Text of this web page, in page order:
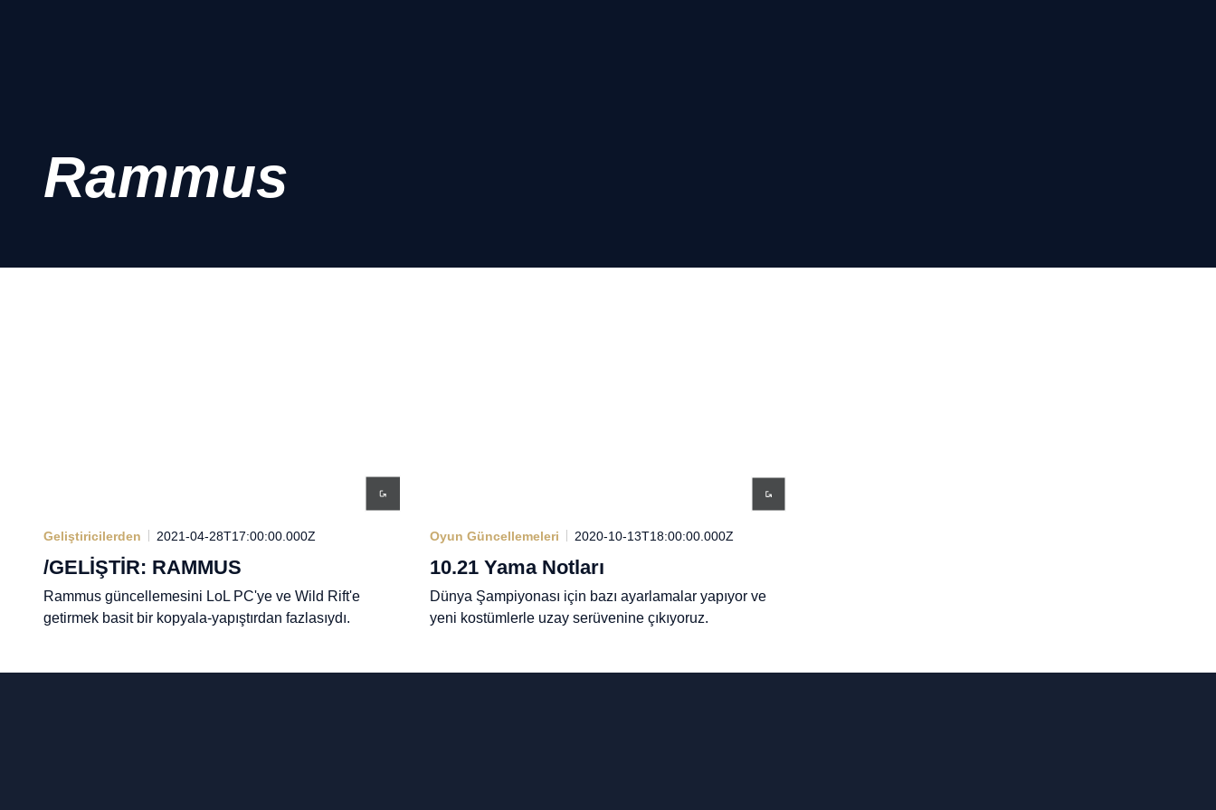
Rammus
Geliştiricilerden 2021-04-28T17:00:00.000Z
/GELİŞTİR: RAMMUS
Rammus güncellemesini LoL PC'ye ve Wild Rift'e
getirmek basit bir kopyala-yapıştırdan fazlasıydı.
Oyun Güncellemeleri 2020-10-13T18:00:00.000Z
10.21 Yama Notları
Dünya Şampiyonası için bazı ayarlamalar yapıyor ve
yeni kostümlerle uzay serüvenine çıkıyoruz.